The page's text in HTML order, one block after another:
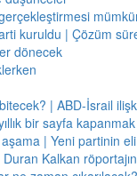
kuruldu | Çözüm
dönecek
| ABD-İsrail
bir sayfa
| Yeni partinin
Kalkan